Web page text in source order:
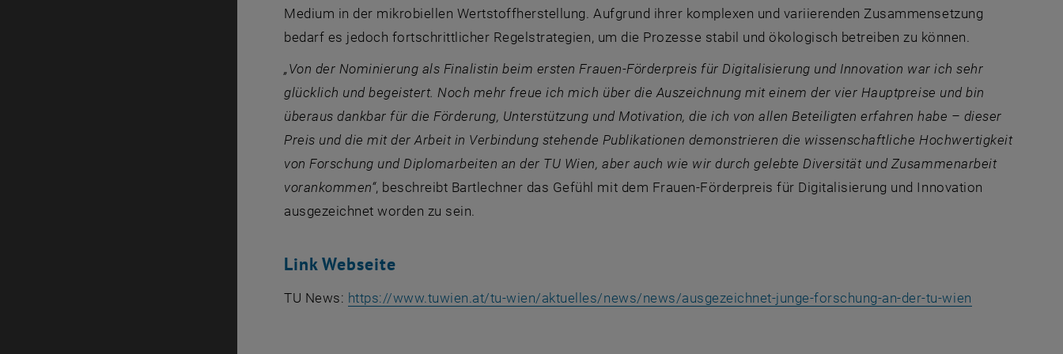
Medium in der mikrobiellen Wertstoffherstellung. Aufgrund ihrer komplexen und variierenden Zusammensetzung
bedarf es jedoch fortschrittlicher Regelstrategien, um die Prozesse stabil und ökologisch betreiben zu können.
„Von der Nominierung als Finalistin beim ersten Frauen-Förderpreis für Digitalisierung und Innovation war ich sehr
glücklich und begeistert. Noch mehr freue ich mich über die Auszeichnung mit einem der vier Hauptpreise und bin
überaus dankbar für die Förderung, Unterstützung und Motivation, die ich von allen Beteiligten erfahren habe – dieser
Preis und die mit der Arbeit in Verbindung stehende Publikationen demonstrieren die wissenschaftliche Hochwertigkeit
von Forschung und Diplomarbeiten an der TU Wien, aber auch wie wir durch gelebte Diversität und Zusammenarbeit
vorankommen“, beschreibt Bartlechner das Gefühl mit dem Frauen-Förderpreis für Digitalisierung und Innovation
ausgezeichnet worden zu sein.
Link Webseite
TU News: https://www.tuwien.at/tu-wien/aktuelles/news/news/ausgezeichnet-junge-forschung-an-der-tu-wien